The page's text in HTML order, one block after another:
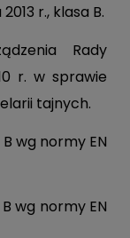
r., klasa B.
Rady
r. w sprawie
tajnych.
wg normy EN
wg normy EN